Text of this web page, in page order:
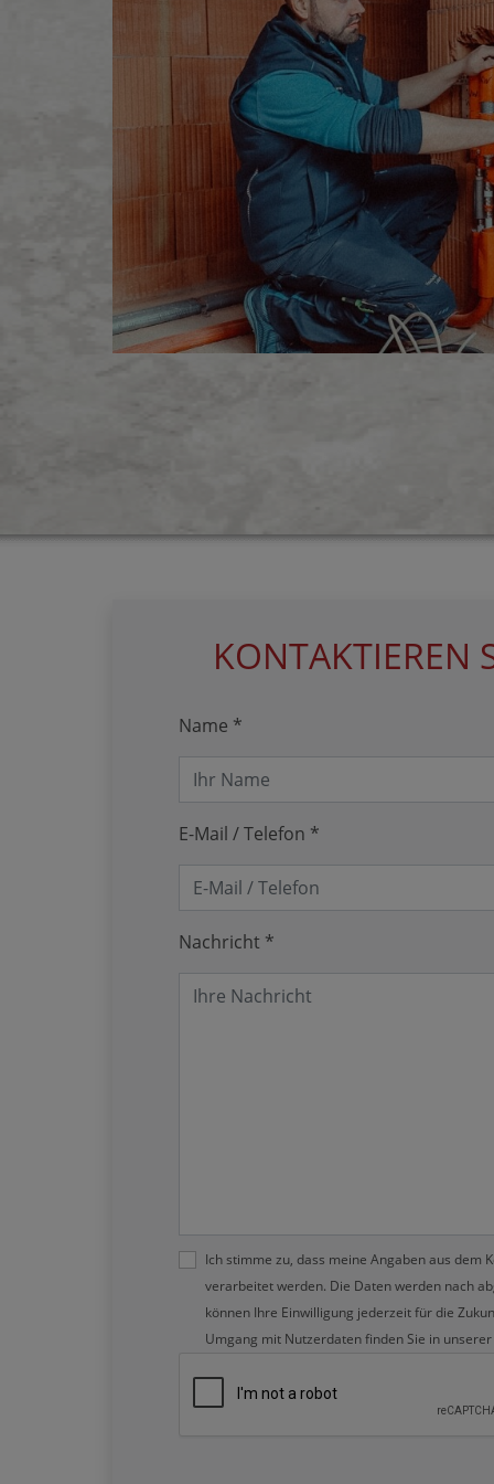
KONTAKTIEREN
Name *
E-Mail / Telefon *
Nachricht *
Ich stimme zu, dass meine Angaben aus
verarbeitet werden. Die Daten werden nach
können Ihre Einwilligung jederzeit für die
Umgang mit Nutzerdaten finden Sie in unserer